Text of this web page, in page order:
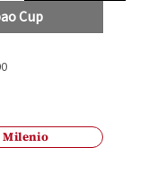
Cup
Milenio